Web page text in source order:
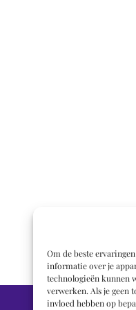
Om de beste
informatie over je
technologieën kunnen
verwerken. Als je geen
invloed hebben op